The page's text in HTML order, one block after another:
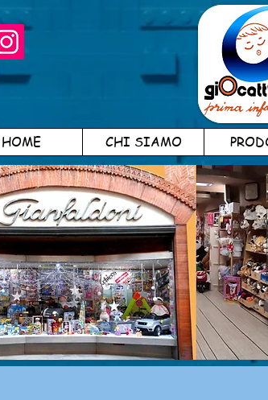
HOME CHI SIAMO